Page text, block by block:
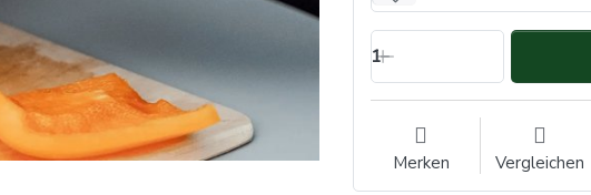
1
Merken Vergleichen